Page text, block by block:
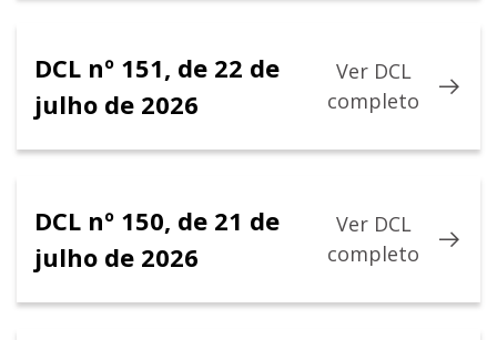
DCL nº 151, de 22 de
julho de 2026
Ver DCL
completo
DCL nº 150, de 21 de
julho de 2026
Ver DCL
completo